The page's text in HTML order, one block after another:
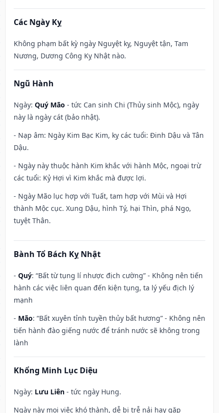
Các Ngày Kỵ
Không phạm bất kỳ ngày Nguyệt kỵ, Nguyệt tận, Tam
Nương, Dương Công Kỵ Nhật nào.
Ngũ Hành
Ngày: Quý Mão - tức Can sinh Chi (Thủy sinh Mộc), ngày
này là ngày cát (bảo nhật).
- Nạp âm: Ngày Kim Bạc Kim, kỵ các tuổi: Đinh Dậu và Tân
Dậu.
- Ngày này thuộc hành Kim khắc với hành Mộc, ngoại trừ
các tuổi: Kỷ Hợi vì Kim khắc mà được lợi.
- Ngày Mão lục hợp với Tuất, tam hợp với Mùi và Hợi
thành Mộc cục. Xung Dậu, hình Tý, hại Thìn, phá Ngọ,
tuyệt Thân.
Bành Tổ Bách Kỵ Nhật
- Quý: “Bất từ tụng lí nhược địch cường” - Không nên tiến
hành các việc liên quan đến kiện tụng, ta lý yếu địch lý
mạnh
- Mão: “Bất xuyên tỉnh tuyền thủy bất hương” - Không nên
tiến hành đào giếng nước để tránh nước sẽ không trong
lành
Khổng Minh Lục Diệu
Ngày: Lưu Liên - tức ngày Hung.
Ngày này mọi việc khó thành, dễ bị trễ nải hay gặp